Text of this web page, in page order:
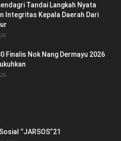
Tandai Langkah Nyata
Integritas Kepala Daerah Dari
Finalis Nok Nang Dermayu 2026
’’JARSOS”21